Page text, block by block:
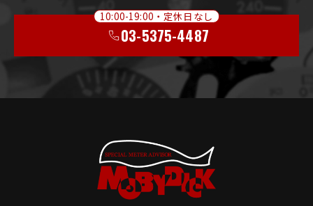
10:00-19:00・定休日なし
03-5375-4487